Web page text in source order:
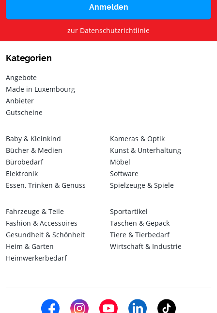
Anmelden
zur Datenschutzrichtlinie
Kategorien
Angebote
Made in Luxembourg
Anbieter
Gutscheine
Baby & Kleinkind
Bücher & Medien
Bürobedarf
Elektronik
Essen, Trinken & Genuss
Fahrzeuge & Teile
Fashion & Accessoires
Gesundheit & Schönheit
Heim & Garten
Heimwerkerbedarf
Kameras & Optik
Kunst & Unterhaltung
Möbel
Software
Spielzeuge & Spiele
Sportartikel
Taschen & Gepäck
Tiere & Tierbedarf
Wirtschaft & Industrie